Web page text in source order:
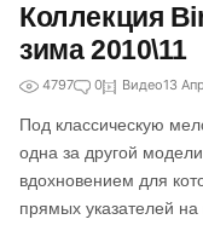
Коллекция
зима 2010\11
4797 0 Видео13
Под классическую
одна за другой
вдохновением для
прямых указателей на